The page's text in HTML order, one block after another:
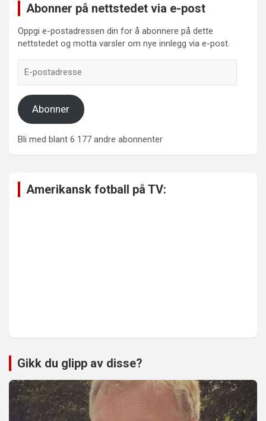
Abonner på nettstedet via e-post
Oppgi e-postadressen din for å abonnere på dette
nettstedet og motta varsler om nye innlegg via e-post.
postadresse
Abonner
Bli med blant 6 177 andre abonnenter
Amerikansk fotball på TV:
Gikk du glipp av disse?